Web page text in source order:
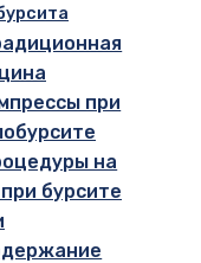
при
на
бурсите